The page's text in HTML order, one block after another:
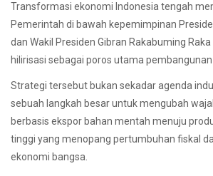
Transformasi ekonomi Indonesia tengah
Pemerintah di bawah kepemimpinan
dan Wakil Presiden Gibran Rakabuming
hilirisasi sebagai poros utama pembangunan
Strategi tersebut bukan sekadar agenda
sebuah langkah besar untuk mengubah
berbasis ekspor bahan mentah menuju
tinggi yang menopang pertumbuhan fiskal
ekonomi bangsa.